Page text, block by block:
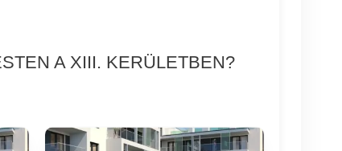
A XIII. KERÜLETBEN?